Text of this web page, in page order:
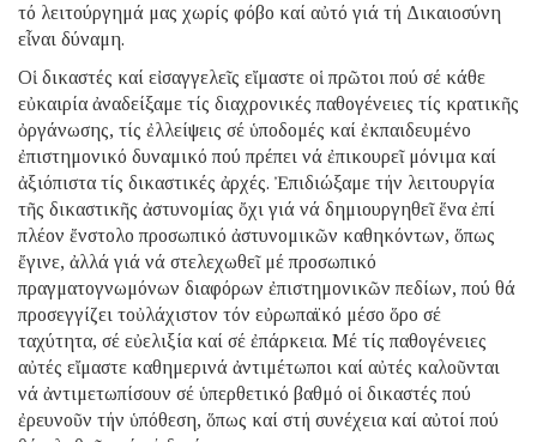
τό λειτούργημά μας χωρίς φόβο καί αὐτό γιά τή Δικαιοσύνη
εἶναι δύναμη.
Οἱ δικαστές καί εἰσαγγελεῖς εἴμαστε οἱ πρῶτοι πού σέ κάθε
εὐκαιρία ἀναδείξαμε τίς διαχρονικές παθογένειες τίς κρατικῆς
ὀργάνωσης, τίς ἐλλείψεις σέ ὑποδομές καί ἐκπαιδευμένο
ἐπιστημονικό δυναμικό πού πρέπει νά ἐπικουρεῖ μόνιμα καί
ἀξιόπιστα τίς δικαστικές ἀρχές. Ἐπιδιώξαμε τήν λειτουργία
τῆς δικαστικῆς ἀστυνομίας ὄχι γιά νά δημιουργηθεῖ ἕνα ἐπί
πλέον ἔνστολο προσωπικό ἀστυνομικῶν καθηκόντων, ὅπως
ἔγινε, ἀλλά γιά νά στελεχωθεῖ μέ προσωπικό
πραγματογνωμόνων διαφόρων ἐπιστημονικῶν πεδίων, πού θά
προσεγγίζει τοὐλάχιστον τόν εὐρωπαϊκό μέσο ὅρο σέ
ταχύτητα, σέ εὐελιξία καί σέ ἐπάρκεια. Μέ τίς παθογένειες
αὐτές εἴμαστε καθημερινά ἀντιμέτωποι καί αὐτές καλοῦνται
νά ἀντιμετωπίσουν σέ ὑπερθετικό βαθμό οἱ δικαστές πού
ἐρευνοῦν τήν ὑπόθεση, ὅπως καί στή συνέχεια καί αὐτοί πού